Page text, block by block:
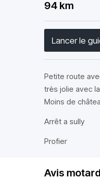
94 km
Lancer le
Petite route
très jolie avec
Moins de
Arrêt a sully
Profier
Avis